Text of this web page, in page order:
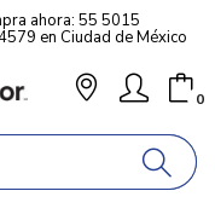
ahora: 55 5015
en Ciudad de México
0